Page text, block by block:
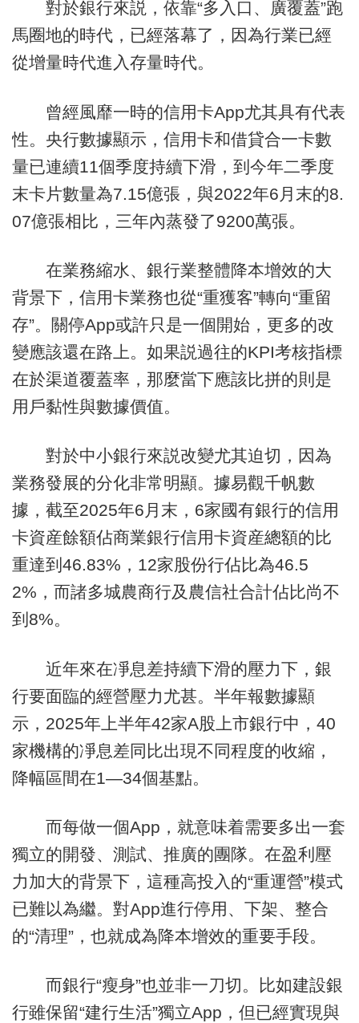
對於銀行來説，依靠“多入口、廣覆蓋”跑
馬圈地的時代，已經落幕了，因為行業已經
從增量時代進入存量時代。
曾經風靡一時的信用卡App尤其具有代表
性。央行數據顯示，信用卡和借貸合一卡數
量已連續11個季度持續下滑，到今年二季度
末卡片數量為7.15億張，與2022年6月末的8.
07億張相比，三年內蒸發了9200萬張。
在業務縮水、銀行業整體降本增效的大
背景下，信用卡業務也從“重獲客”轉向“重留
存”。關停App或許只是一個開始，更多的改
變應該還在路上。如果説過往的KPI考核指標
在於渠道覆蓋率，那麼當下應該比拼的則是
用戶黏性與數據價值。
對於中小銀行來説改變尤其迫切，因為
業務發展的分化非常明顯。據易觀千帆數
據，截至2025年6月末，6家國有銀行的信用
卡資産餘額佔商業銀行信用卡資産總額的比
重達到46.83%，12家股份行佔比為46.5
2%，而諸多城農商行及農信社合計佔比尚不
到8%。
近年來在凈息差持續下滑的壓力下，銀
行要面臨的經營壓力尤甚。半年報數據顯
示，2025年上半年42家A股上市銀行中，40
家機構的凈息差同比出現不同程度的收縮，
降幅區間在1—34個基點。
而每做一個App，就意味着需要多出一套
獨立的開發、測試、推廣的團隊。在盈利壓
力加大的背景下，這種高投入的“重運營”模式
已難以為繼。對App進行停用、下架、整合
的“清理”，也就成為降本增效的重要手段。
而銀行“瘦身”也並非一刀切。比如建設銀
行雖保留“建行生活”獨立App，但已經實現與